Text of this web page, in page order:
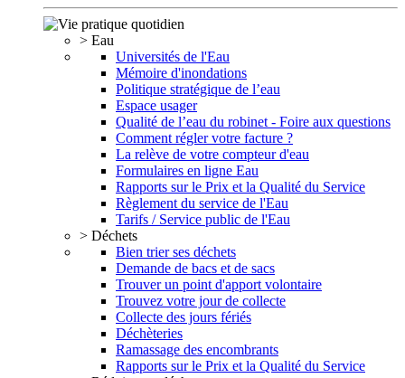
> Eau
Universités de l'Eau
Mémoire d'inondations
Politique stratégique de l’eau
Espace usager
Qualité de l’eau du robinet - Foire aux questions
Comment régler votre facture ?
La relève de votre compteur d'eau
Formulaires en ligne Eau
Rapports sur le Prix et la Qualité du Service
Règlement du service de l'Eau
Tarifs / Service public de l'Eau
> Déchets
Bien trier ses déchets
Demande de bacs et de sacs
Trouver un point d'apport volontaire
Trouvez votre jour de collecte
Collecte des jours fériés
Déchèteries
Ramassage des encombrants
Rapports sur le Prix et la Qualité du Service